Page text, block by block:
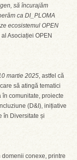
să încurajăm
ca DI_PLOMA
ecosistemul OPEN
Asociației OPEN
martie 2025, astfel că
să atingă tematici
comunitate, proiecte
(D&I), inițiative
în Diversitate și
domenii conexe, printre